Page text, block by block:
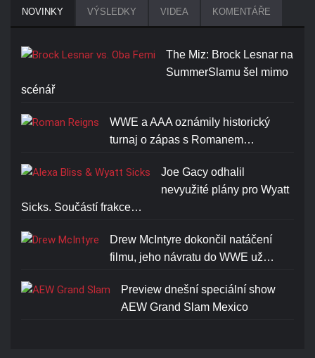
ONLY T-SHIRT
Cena: 1773-Kč
NOVINKY VÝSLEDKY VIDEA KOMENTÁŘE
The Miz: Brock Lesnar na
SummerSlamu šel mimo
scénář
WWE a AAA oznámily historický
turnaj o zápas s Romanem…
Joe Gacy odhalil
nevyužité plány pro Wyatt
Sicks. Součástí frakce…
Drew McIntyre dokončil natáčení
filmu, jeho návratu do WWE už…
Preview dnešní speciální show
AEW Grand Slam Mexico